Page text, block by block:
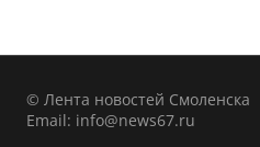
© Лента новостей Смоленска
Email: info@news67.ru